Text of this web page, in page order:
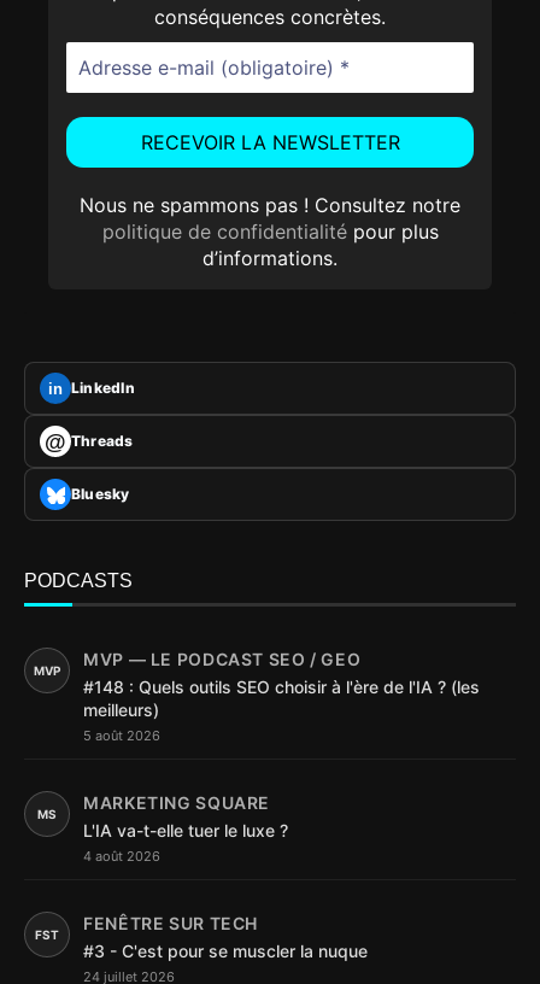
conséquences concrètes.
Nous ne spammons pas ! Consultez notre
politique de confidentialitépour plus
d’informations.
in LinkedIn
@ Threads
Bluesky
PODCASTS
MVP
MVP — LE PODCAST SEO / GEO
#148 : Quels outils SEO choisir à l'ère de l'IA ? (les
meilleurs)
5 août 2026
MS
MARKETING SQUARE
L'IA va-t-elle tuer le luxe ?
4 août 2026
FST
FENÊTRE SUR TECH
#3 - C'est pour se muscler la nuque
24 juillet 2026